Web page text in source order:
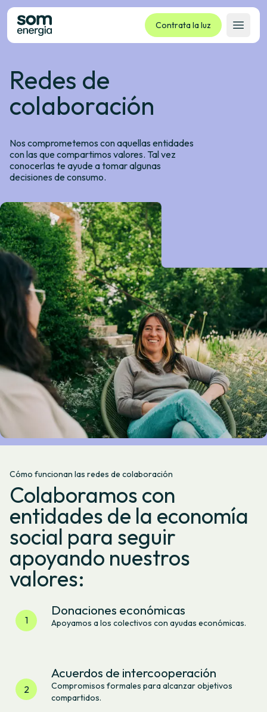
Contrata la luz
Abrir
Tarifas
Servicios
Empresas
Contacto
Trámites
Idioma: ES CA GL EU
Redes de
colaboración
Nos comprometemos con aquellas entidades
con las que compartimos valores. Tal vez
conocerlas te ayude a tomar algunas
decisiones de consumo.
Cómo funcionan las redes de colaboración
Colaboramos con
entidades de la economía
social para seguir
apoyando nuestros
valores:
1
Donaciones económicas
Apoyamos a los colectivos con ayudas económicas.
2
Acuerdos de intercooperación
Compromisos formales para alcanzar objetivos
compartidos.